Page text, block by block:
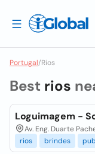
Portugal/Rios
Best rios
Loguimagem -
Av. Eng. Duarte
rios
brindes